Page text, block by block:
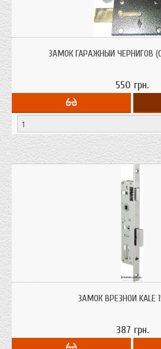
гаражные ворота и металлические двери
ЗАМОК ГАРАЖНЫЙ ЧЕРНИГОВ
550 грн.
дверей из метало-пластика ПВХ также в
ЗАМОК ВРЕЗНОЙ KALE
387 грн.